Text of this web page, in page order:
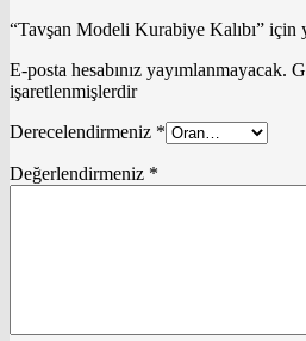
“Tavşan Modeli Kurabiye Kalıbı”
E-posta hesabınız yayımlanmayacak.
işaretlenmişlerdir
Derecelendirmeniz *
Değerlendirmeniz *